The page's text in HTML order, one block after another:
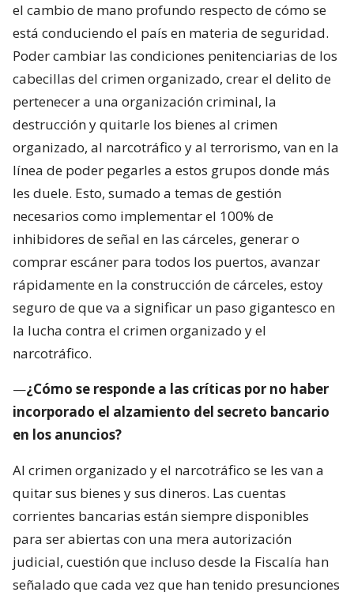
el cambio de mano profundo respecto de cómo se
está conduciendo el país en materia de seguridad.
Poder cambiar las condiciones penitenciarias de los
cabecillas del crimen organizado, crear el delito de
pertenecer a una organización criminal, la
destrucción y quitarle los bienes al crimen
organizado, al narcotráfico y al terrorismo, van en la
línea de poder pegarles a estos grupos donde más
les duele. Esto, sumado a temas de gestión
necesarios como implementar el 100% de
inhibidores de señal en las cárceles, generar o
comprar escáner para todos los puertos, avanzar
rápidamente en la construcción de cárceles, estoy
seguro de que va a significar un paso gigantesco en
la lucha contra el crimen organizado y el
narcotráfico.
—¿Cómo se responde a las críticas por no haber
incorporado el alzamiento del secreto bancario
en los anuncios?
Al crimen organizado y el narcotráfico se les van a
quitar sus bienes y sus dineros. Las cuentas
corrientes bancarias están siempre disponibles
para ser abiertas con una mera autorización
judicial, cuestión que incluso desde la Fiscalía han
señalado que cada vez que han tenido presunciones